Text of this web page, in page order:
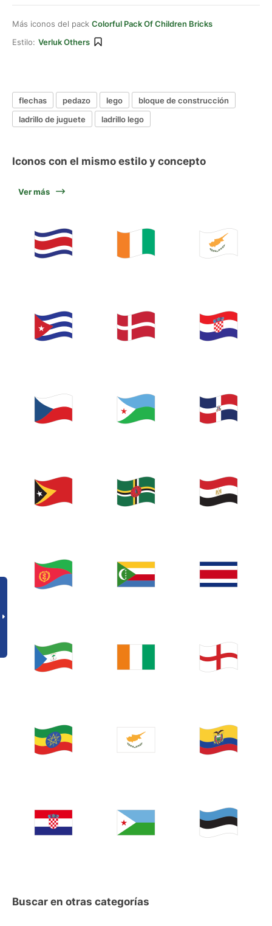
Más iconos del pack Colorful Pack Of Children Bricks
Estilo: Verluk Others
flechas pedazo lego
bloque de construcción
ladrillo de juguete
ladrillo lego
Iconos con el mismo estilo y concepto
Ver más
Buscar en otras categorías